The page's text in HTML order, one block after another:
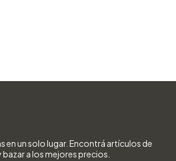
en un solo lugar. Encontrá artículos de
a los mejores precios.